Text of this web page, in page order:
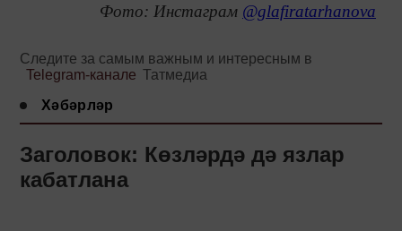
Фото: Инстаграм @glafiratarhanova
Следите за самым важным и интересным в
Telegram-канале Татмедиа
Хәбәрләр
Заголовок: Көзләрдә дә язлар
кабатлана